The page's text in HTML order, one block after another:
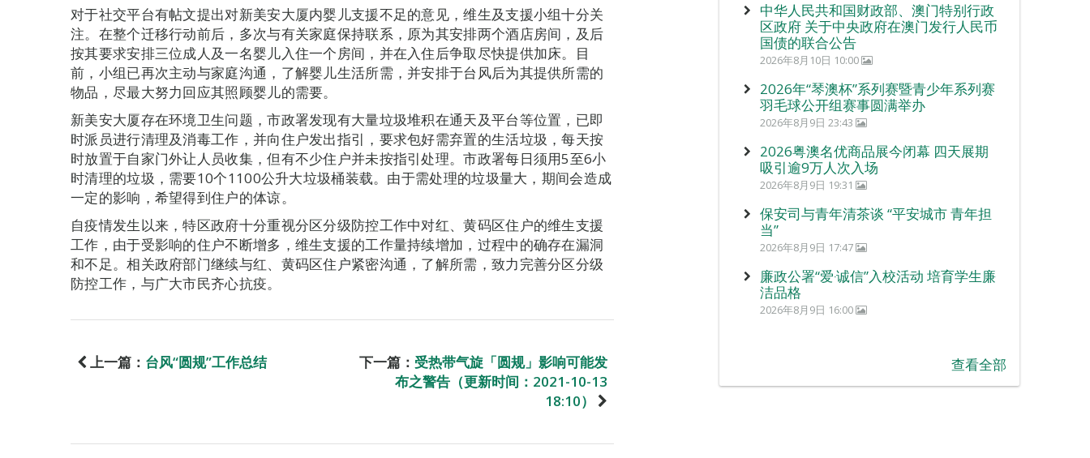
对于社交平台有帖文提出对新美安大厦内婴儿支援不足的意见，维生及支援小组十分关
注。在整个迁移行动前后，多次与有关家庭保持联系，原为其安排两个酒店房间，及后
按其要求安排三位成人及一名婴儿入住一个房间，并在入住后争取尽快提供加床。目
前，小组已再次主动与家庭沟通，了解婴儿生活所需，并安排于台风后为其提供所需的
物品，尽最大努力回应其照顾婴儿的需要。
新美安大厦存在环境卫生问题，市政署发现有大量垃圾堆积在通天及平台等位置，已即
时派员进行清理及消毒工作，并向住户发出指引，要求包好需弃置的生活垃圾，每天按
时放置于自家门外让人员收集，但有不少住户并未按指引处理。市政署每日须用5至6小
时清理的垃圾，需要10个1100公升大垃圾桶装载。由于需处理的垃圾量大，期间会造成
一定的影响，希望得到住户的体谅。
自疫情发生以来，特区政府十分重视分区分级防控工作中对红、黄码区住户的维生支援
工作，由于受影响的住户不断增多，维生支援的工作量持续增加，过程中的确存在漏洞
和不足。相关政府部门继续与红、黄码区住户紧密沟通，了解所需，致力完善分区分级
防控工作，与广大市民齐心抗疫。
上一篇： 台风“圆规”工作总结 下一篇： 受热带气旋「圆规」影响可能发
布之警告（更新时间：2021-10-13
18:10）
中华人民共和国财政部、澳门特别行政
区政府 关于中央政府在澳门发行人民币
国债的联合公告
2026年8月10日 10:00
2026年“琴澳杯”系列赛暨青少年系列赛
羽毛球公开组赛事圆满举办
2026年8月9日 23:43
2026粤澳名优商品展今闭幕 四天展期
吸引逾9万人次入场
2026年8月9日 19:31
保安司与青年清茶谈 “平安城市 青年担
当”
2026年8月9日 17:47
廉政公署“爱‧诚信”入校活动 培育学生廉
洁品格
2026年8月9日 16:00
查看全部